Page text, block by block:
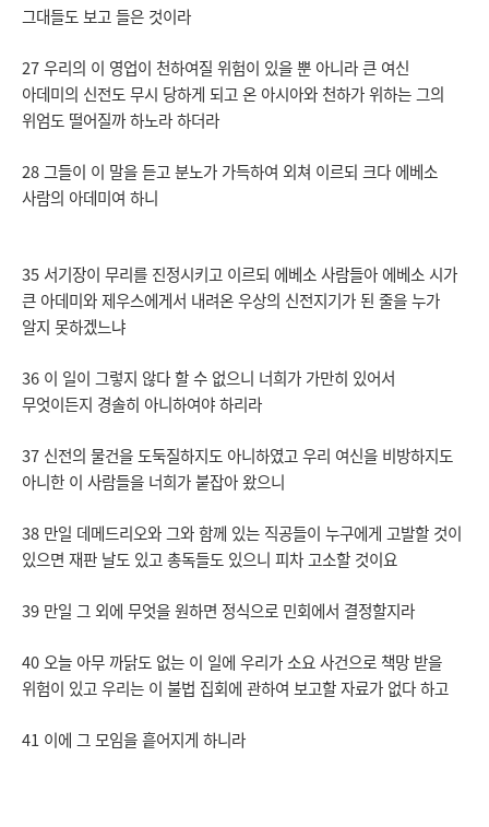
그대들도 보고 들은 것이라
27 우리의 이 영업이 천하여질 위험이 있을 뿐 아니라 큰 여신
아데미의 신전도 무시 당하게 되고 온 아시아와 천하가 위하는 그의
위엄도 떨어질까 하노라 하더라
28 그들이 이 말을 듣고 분노가 가득하여 외쳐 이르되 크다 에베소
사람의 아데미여 하니
35 서기장이 무리를 진정시키고 이르되 에베소 사람들아 에베소 시가
큰 아데미와 제우스에게서 내려온 우상의 신전지기가 된 줄을 누가
알지 못하겠느냐
36 이 일이 그렇지 않다 할 수 없으니 너희가 가만히 있어서
무엇이든지 경솔히 아니하여야 하리라
37 신전의 물건을 도둑질하지도 아니하였고 우리 여신을 비방하지도
아니한 이 사람들을 너희가 붙잡아 왔으니
38 만일 데메드리오와 그와 함께 있는 직공들이 누구에게 고발할 것이
있으면 재판 날도 있고 총독들도 있으니 피차 고소할 것이요
39 만일 그 외에 무엇을 원하면 정식으로 민회에서 결정할지라
40 오늘 아무 까닭도 없는 이 일에 우리가 소요 사건으로 책망 받을
위험이 있고 우리는 이 불법 집회에 관하여 보고할 자료가 없다 하고
41 이에 그 모임을 흩어지게 하니라